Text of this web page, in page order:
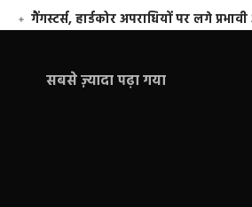
गैंगस्टर्स, हार्डकोर अपराधियों पर लगे
सबसे ज़्यादा पढ़ा गया